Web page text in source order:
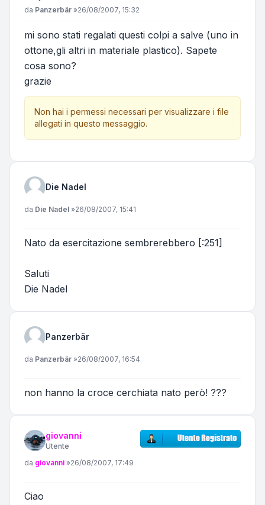
Messaggio
da Panzerbär »26/08/2007, 15:32
mi sono stati regalati questi colpi a salve (uno in
ottone,gli altri in materiale plastico). Sapete
cosa sono?
grazie
Non hai i permessi necessari per visualizzare i file
allegati in questo messaggio.
Die Nadel
Messaggio
da Die Nadel »26/08/2007, 15:41
Nato da esercitazione sembrerebbero [:251]
Saluti
Die Nadel
Panzerbär
Messaggio
da Panzerbär »26/08/2007, 16:54
non hanno la croce cerchiata nato però! ???
giovanni
Utente
Messaggio
da giovanni »26/08/2007, 17:49
Ciao